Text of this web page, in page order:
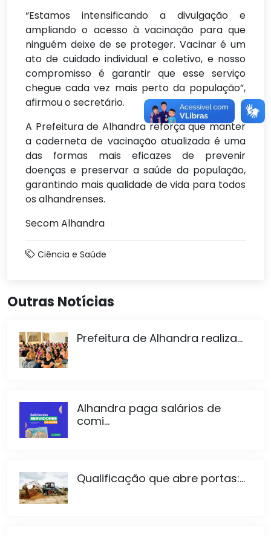
“Estamos intensificando a divulgação e
ampliando o acesso à vacinação para que
ninguém deixe de se proteger. Vacinar é um
ato de cuidado individual e coletivo, e nosso
compromisso é garantir que esse serviço
chegue cada vez mais perto da população”,
afirmou o secretário.
A Prefeitura de Alhandra reforça que manter
a caderneta de vacinação atualizada é uma
das formas mais eficazes de prevenir
doenças e preservar a saúde da população,
garantindo mais qualidade de vida para todos
os alhandrenses.
Secom Alhandra
Ciência e Saúde
Outras Notícias
Prefeitura de Alhandra realiza...
Alhandra paga salários de
comi...
Qualificação que abre portas:...